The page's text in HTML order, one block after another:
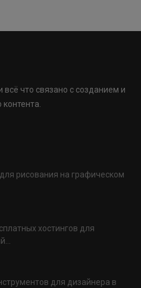
что связано с созданием и
рисования на графическом
хостингов для
для дизайнера в